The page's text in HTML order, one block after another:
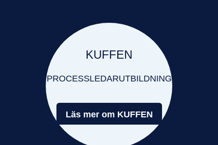
KUFFEN
PROCESSLEDARUTBILDNING
Läs mer om KUFFEN